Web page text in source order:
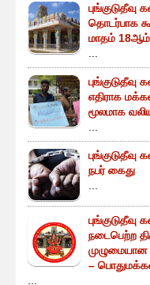
தொடர்பாக
மாதம் 18ஆம்
...
எதிராக
மூலமாக
...
நபர் கைது
...
நடைபெற்ற
–
...